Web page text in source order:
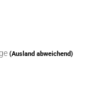
(Ausland abweichend)